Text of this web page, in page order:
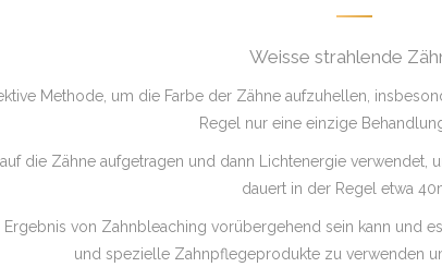
Weisse strahlende
Methode, um die Farbe der Zähne aufzuhellen,
Regel nur eine einzige
die Zähne aufgetragen und dann Lichtenergie verwendet,
dauert in der Regel etwa
Ergebnis von Zahnbleaching vorübergehend sein kann
und spezielle Zahnpflegeprodukte zu verwenden